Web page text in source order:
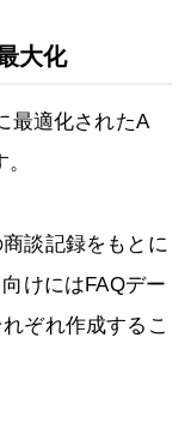
大化
最適化されたA
談記録をもとに
けにはFAQデー
ぞれ作成するこ